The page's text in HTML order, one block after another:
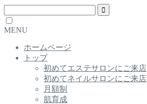
MENU
ホームページ
トップ
初めてエステサロンにご来店
初めてネイルサロンにご来店
月額制
肌育成